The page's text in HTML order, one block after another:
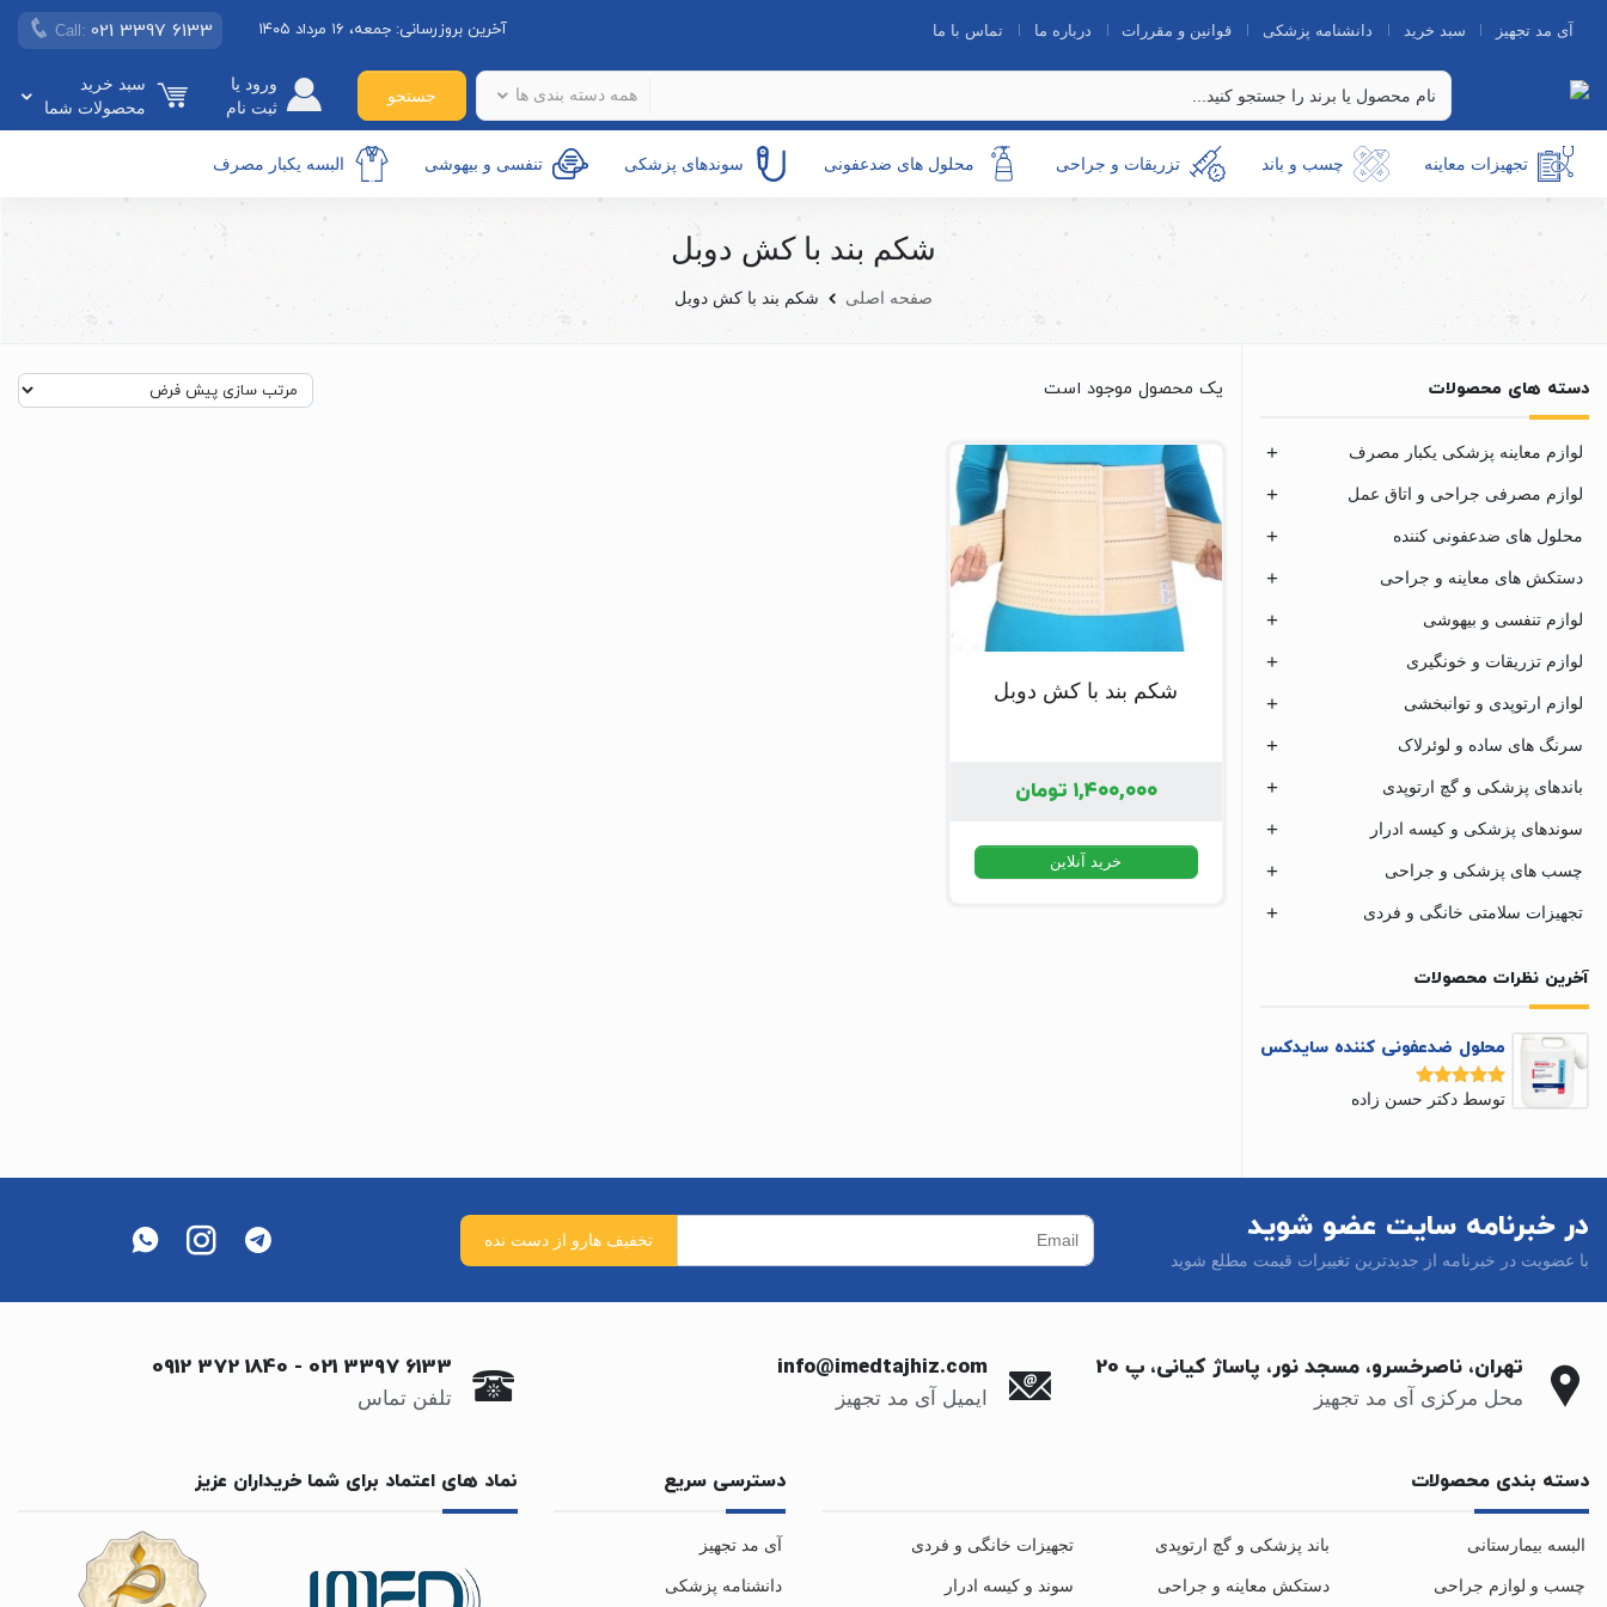
آی مد تجهیز سبد خرید دانشنامه پزشکی قوانین و مقررات درباره ما تماس با ما آخرین بروزرسانی: جمعه، ۱۶ مرداد ۱۴۰۵ Call: 021 3397 6133
همه دسته بندی ها جستجو
ورود یا
ثبت نام
سبد خرید
محصولات شما
تجهیزات معاینه چسب و باند تزریقات و جراحی محلول های ضدعفونی سوندهای پزشکی تنفسی و بیهوشی البسه یکبار مصرف
شکم بند با کش دوبل
صفحه اصلی شکم بند با کش دوبل
دسته های محصولات
لوازم معاینه پزشکی یکبار مصرف
لوازم مصرفی جراحی و اتاق عمل
محلول های ضدعفونی کننده
دستکش های معاینه و جراحی
لوازم تنفسی و بیهوشی
لوازم تزریقات و خونگیری
لوازم ارتوپدی و توانبخشی
سرنگ های ساده و لوئرلاک
باندهای پزشکی و گچ ارتوپدی
سوندهای پزشکی و کیسه ادرار
چسب های پزشکی و جراحی
تجهیزات سلامتی خانگی و فردی
آخرین نظرات محصولات
محلول ضدعفونی کننده سایدکس
نمره5از 5
توسط دکتر حسن زاده
یک محصول موجود است
شکم بند با کش دوبل
۱,۴۰۰,۰۰۰ تومان
خرید آنلاین
در خبرنامه سایت عضو شوید
با عضویت در خبرنامه از جدیدترین تغییرات قیمت مطلع شوید
تهران، ناصرخسرو، مسجد نور، پاساژ کیانی، پ 20
محل مرکزی آی مد تجهیز
info@imedtajhiz.com
ایمیل آی مد تجهیز
021 3397 6133
-
0912 372 1840
تلفن تماس
دسته بندی محصولات
البسه بیمارستانی باند پزشکی و گچ ارتوپدی تجهیزات خانگی و فردی
چسب و لوازم جراحی دستکش معاینه و جراحی سوند و کیسه ادرار
دسترسی سریع
آی مد تجهیز
دانشنامه پزشکی
نماد های اعتماد برای شما خریداران عزیز